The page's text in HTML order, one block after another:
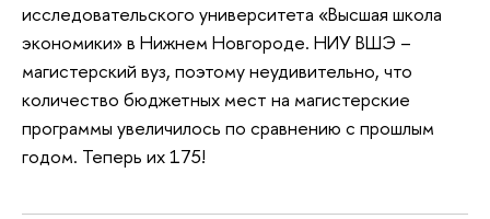
исследовательского университета «Высшая школа
экономики» в Нижнем Новгороде. НИУ ВШЭ –
магистерский вуз, поэтому неудивительно, что
количество бюджетных мест на магистерские
программы увеличилось по сравнению с прошлым
годом. Теперь их 175!